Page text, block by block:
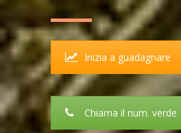
Inizia a guadagnare
Chiama il num. verde